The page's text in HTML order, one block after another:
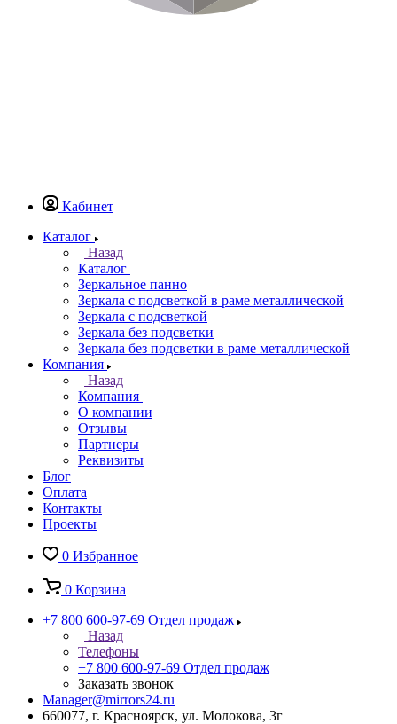
Кабинет
Каталог
Назад
Каталог
Зеркальное панно
Зеркала с подсветкой в раме металлической
Зеркала с подсветкой
Зеркала без подсветки
Зеркала без подсветки в раме металлической
Компания
Назад
Компания
О компании
Отзывы
Партнеры
Реквизиты
Блог
Оплата
Контакты
Проекты
0 Избранное
0 Корзина
+7 800 600-97-69 Отдел продаж
Назад
Телефоны
+7 800 600-97-69 Отдел продаж
Заказать звонок
Manager@mirrors24.ru
660077, г. Красноярск, ул. Молокова, 3г